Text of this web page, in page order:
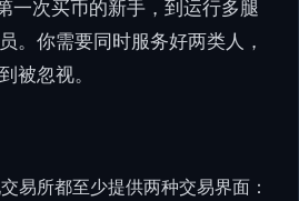
次买币的新手，到运行多腿
。你需要同时服务好两类人，
被忽视。
易所都至少提供两种交易界面：